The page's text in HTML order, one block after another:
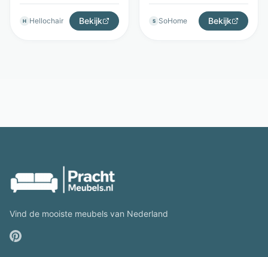
H Hellochair Bekijk
Beige - Eleonora
S SoHome Bekijk
Vind de mooiste meubels van Nederland